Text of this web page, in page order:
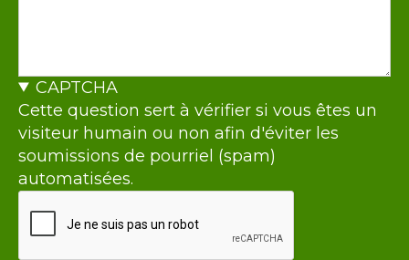
CAPTCHA
Cette question sert à vérifier si vous êtes un
visiteur humain ou non afin d'éviter les
soumissions de pourriel (spam)
automatisées.